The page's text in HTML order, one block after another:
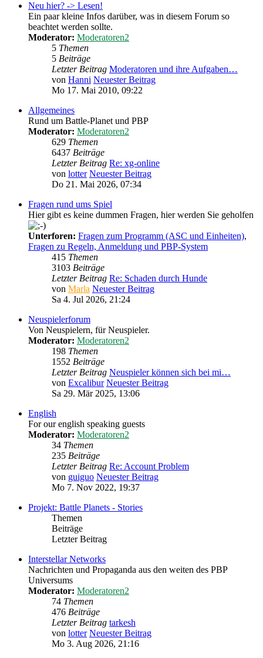
Neu hier? -> Lesen!
Ein paar kleine Infos darüber, was in diesem Forum so
beachtet werden sollte.
Moderator: Moderatoren2
5 Themen
5 Beiträge
Letzter Beitrag Moderatoren und ihre Aufgaben…
von Hanni Neuester Beitrag
Mo 17. Mai 2010, 09:22
Allgemeines
Rund um Battle-Planet und PBP
Moderator: Moderatoren2
629 Themen
6437 Beiträge
Letzter Beitrag Re: xg-online
von lotter Neuester Beitrag
Do 21. Mai 2026, 07:34
Fragen rund ums Spiel
Hier gibt es keine dummen Fragen, hier werden Sie geholfen
Unterforen: Fragen zum Programm (ASC und Einheiten),
Fragen zu Regeln, Anmeldung und PBP-System
415 Themen
3103 Beiträge
Letzter Beitrag Re: Schaden durch Hunde
von Marla Neuester Beitrag
Sa 4. Jul 2026, 21:24
Neuspielerforum
Von Neuspielern, für Neuspieler.
Moderator: Moderatoren2
198 Themen
1552 Beiträge
Letzter Beitrag Neuspieler können sich bei mi…
von Excalibur Neuester Beitrag
Sa 29. Mär 2025, 13:06
English
For our english speaking guests
Moderator: Moderatoren2
34 Themen
235 Beiträge
Letzter Beitrag Re: Account Problem
von guiguo Neuester Beitrag
Mo 7. Nov 2022, 19:37
Projekt: Battle Planets - Stories
Themen
Beiträge
Letzter Beitrag
Interstellar Networks
Nachrichten und Propaganda aus den weiten des PBP
Universums
Moderator: Moderatoren2
74 Themen
476 Beiträge
Letzter Beitrag tarkesh
von lotter Neuester Beitrag
Mo 3. Aug 2026, 21:16